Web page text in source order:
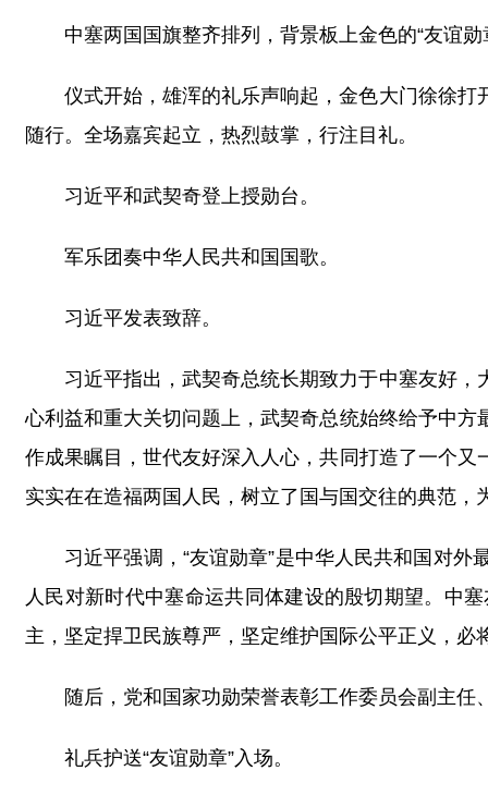
中塞两国国旗整齐排列，背景板上金色的“友谊
仪式开始，雄浑的礼乐声响起，金色大门徐徐
随行。全场嘉宾起立，热烈鼓掌，行注目礼。
习近平和武契奇登上授勋台。
军乐团奏中华人民共和国国歌。
习近平发表致辞。
习近平指出，武契奇总统长期致力于中塞友好
心利益和重大关切问题上，武契奇总统始终给予中
作成果瞩目，世代友好深入人心，共同打造了一个
实实在在造福两国人民，树立了国与国交往的典范，
习近平强调，“友谊勋章”是中华人民共和国对
人民对新时代中塞命运共同体建设的殷切期望。中
主，坚定捍卫民族尊严，坚定维护国际公平正义，
随后，党和国家功勋荣誉表彰工作委员会副主
礼兵护送“友谊勋章”入场。